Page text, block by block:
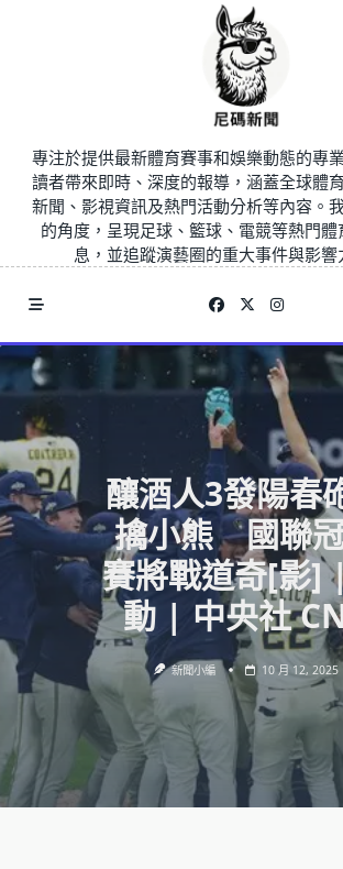
專注於提供最新體育賽事和娛樂動態的專
讀者帶來即時、深度的報導，涵蓋全球體
新聞、影視資訊及熱門活動分析等內容。
的角度，呈現足球、籃球、電競等熱門
息，並追蹤演藝圈的重大事件與影響
釀酒人3發陽春
擒小熊 國聯
賽將戰道奇[影]
動 | 中央社
新聞小編 10 月 12, 2025